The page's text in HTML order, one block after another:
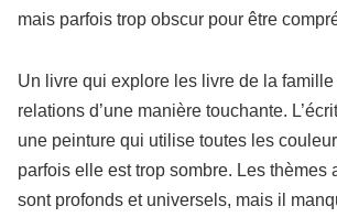
mais parfois trop obscur pour être
Un livre qui explore les livre de la famille
relations d’une manière touchante.
une peinture qui utilise toutes les
parfois elle est trop sombre. Les thèmes
sont profonds et universels, mais il